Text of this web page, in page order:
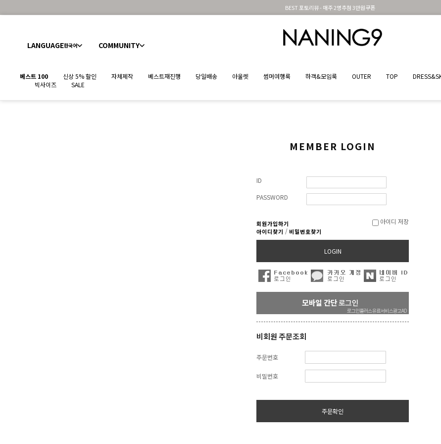
BEST 포토리뷰 - 매주 2명추첨 3만원쿠폰
LANGUAGE한국어 COMMUNITY
베스트 100 신상 5% 할인 자체제작 베스트재진행 당일배송 아울렛 썸머여행룩 하객&모임룩 OUTER TOP
빅사이즈
SALE
MEMBER LOGIN
ID
PASSWORD
회원가입하기
아이디찾기 / 비밀번호찾기
아이디 저장
LOGIN
비회원 주문조회
주문번호
비밀번호
주문확인